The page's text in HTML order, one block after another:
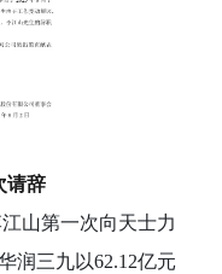
请辞
山第一次向天士力
润三九以62.12亿元